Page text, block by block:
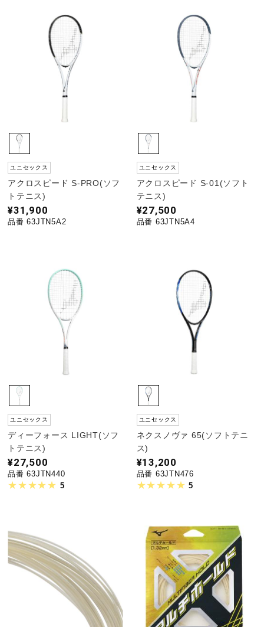
ユニセックス
アクロスピード S-PRO(ソフ
トテニス)
¥31,900
品番 63JTN5A2
ユニセックス
アクロスピード S-01(ソフト
テニス)
¥27,500
品番 63JTN5A4
ユニセックス
ディーフォース LIGHT(ソフ
トテニス)
¥27,500
品番 63JTN440
5
ユニセックス
ネクスノヴァ 65(ソフトテニ
ス)
¥13,200
品番 63JTN476
5